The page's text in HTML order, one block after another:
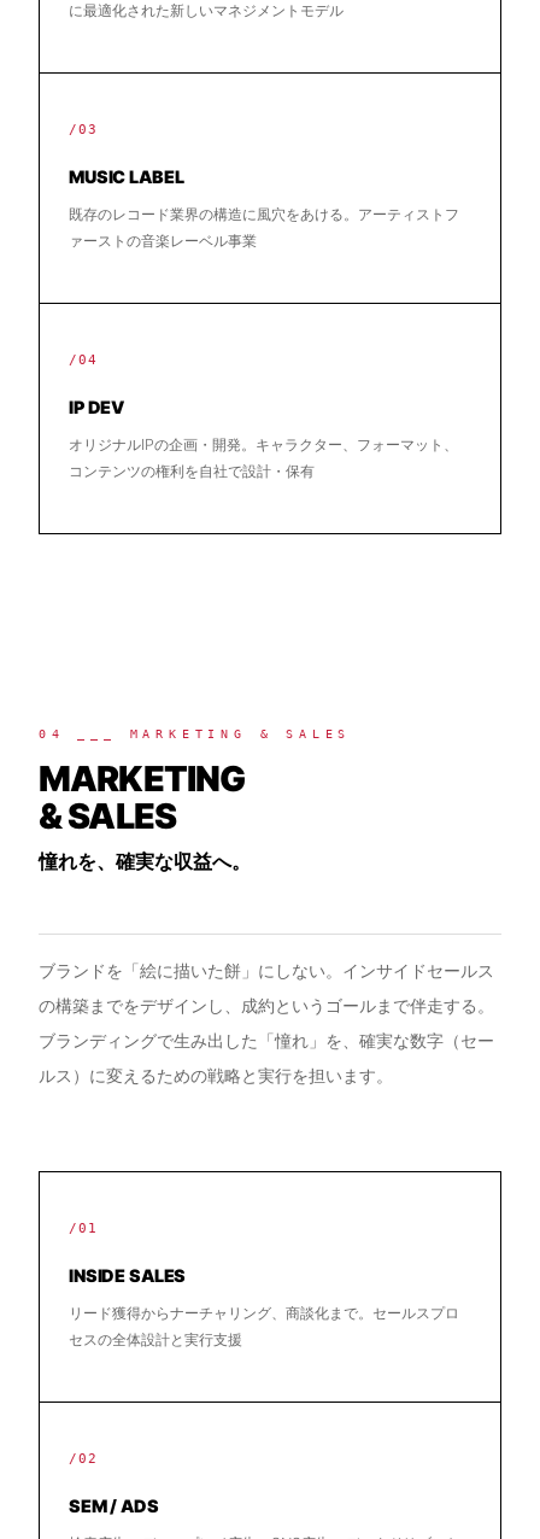
に最適化された新しいマネジメントモデル
/03
MUSIC LABEL
既存のレコード業界の構造に風穴をあける。アーティストフ
ァーストの音楽レーベル事業
/04
IP DEV
オリジナルIPの企画・開発。キャラクター、フォーマット、
コンテンツの権利を自社で設計・保有
04 ___ MARKETING & SALES
MARKETING
& SALES
憧れを、確実な収益へ。
ブランドを「絵に描いた餅」にしない。インサイドセールス
の構築までをデザインし、成約というゴールまで伴走する。
ブランディングで生み出した「憧れ」を、確実な数字（セー
ルス）に変えるための戦略と実行を担います。
/01
INSIDE SALES
リード獲得からナーチャリング、商談化まで。セールスプロ
セスの全体設計と実行支援
/02
SEM / ADS